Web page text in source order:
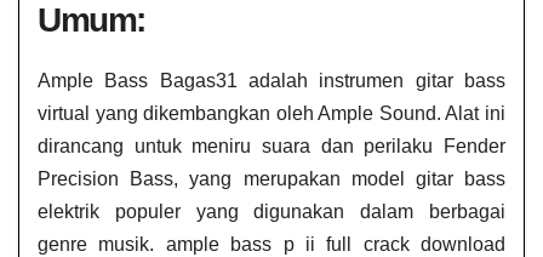
Umum:
Ample Bass Bagas31 adalah instrumen gitar bass
virtual yang dikembangkan oleh Ample Sound. Alat ini
dirancang untuk meniru suara dan perilaku Fender
Precision Bass, yang merupakan model gitar bass
elektrik populer yang digunakan dalam berbagai
genre musik. ample bass p ii full crack download